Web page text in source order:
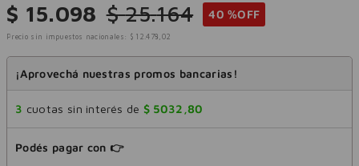
$ 15.098 $ 25.164 40 %OFF
Precio sin impuestos nacionales: $ 12 .478 , 02
¡Aprovechá nuestras promos bancarias!
3 cuotas sin interés de $ 5032 ,80
Podés pagar con 👉